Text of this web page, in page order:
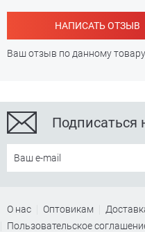
НАПИСАТЬ ОТЗЫВ
Ваш отзыв по данному
Подписаться
О нас Оптовикам
Пользовательское